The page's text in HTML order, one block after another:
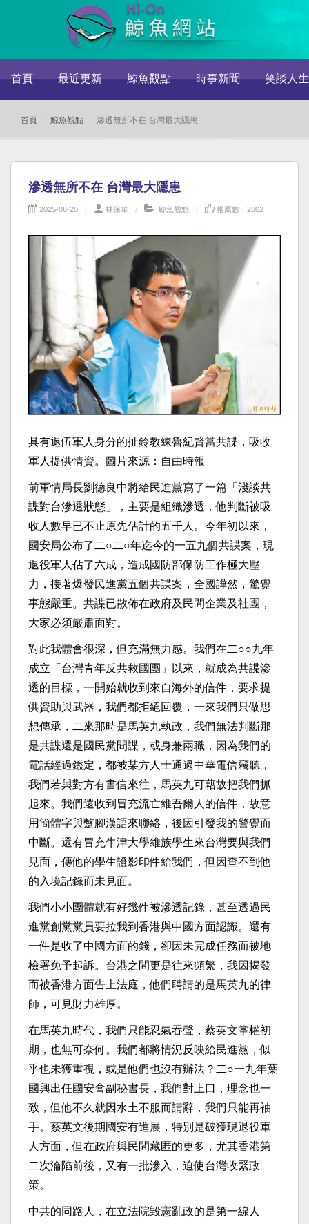
首頁 最近更新 鯨魚觀點 時事新聞 笑談人生
首頁 鯨魚觀點 滲透無所不在 台灣最大隱患
滲透無所不在 台灣最大隱患
2025-08-20 林保華 鯨魚觀點 推薦數：2802
具有退伍軍人身分的扯鈴教練魯紀賢當共諜，吸收
軍人提供情資。圖片來源：自由時報
前軍情局長劉德良中將給民進黨寫了一篇「淺談共
諜對台滲透狀態」，主要是組織滲透，他判斷被吸
收人數早已不止原先估計的五千人。今年初以來，
國安局公布了二○二○年迄今的一五九個共諜案，現
退役軍人佔了六成，造成國防部保防工作極大壓
力，接著爆發民進黨五個共諜案，全國譁然，驚覺
事態嚴重。共諜已散佈在政府及民間企業及社團，
大家必須嚴肅面對。
對此我體會很深，但充滿無力感。我們在二○○九年
成立「台灣青年反共救國團」以來，就成為共諜滲
透的目標，一開始就收到來自海外的信件，要求提
供資助與武器，我們都拒絕回覆，一來我們只做思
想傳承，二來那時是馬英九執政，我們無法判斷那
是共諜還是國民黨間諜，或身兼兩職，因為我們的
電話經過鑑定，都被某方人士通過中華電信竊聽，
我們若與對方有書信來往，馬英九可藉故把我們抓
起來。我們還收到冒充流亡維吾爾人的信件，故意
用簡體字與蹩腳漢語來聯絡，後因引發我的警覺而
中斷。還有冒充牛津大學維族學生來台灣要與我們
見面，傳他的學生證影印件給我們，但因查不到他
的入境記錄而未見面。
我們小小團體就有好幾件被滲透記錄，甚至透過民
進黨創黨黨員要拉我到香港與中國方面認識。還有
一件是收了中國方面的錢，卻因未完成任務而被地
檢署免予起訴。台港之間更是往來頻繁，我因揭發
而被香港方面告上法庭，他們聘請的是馬英九的律
師，可見財力雄厚。
在馬英九時代，我們只能忍氣吞聲，蔡英文掌權初
期，也無可奈何。我們都將情況反映給民進黨，似
乎也未獲重視，或是他們也沒有辦法？二○一九年葉
國興出任國安會副秘書長，我們對上口，理念也一
致，但他不久就因水土不服而請辭，我們只能再袖
手。蔡英文後期國安有進展，特別是破獲現退役軍
人方面，但在政府與民間藏匿的更多，尤其香港第
二次淪陷前後，又有一批滲入，迫使台灣收緊政
策。
中共的同路人，在立法院毀憲亂政的是第一線人